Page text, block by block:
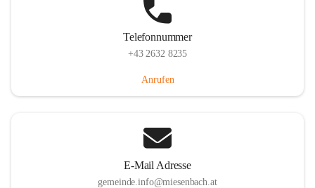
Telefonnummer
+43 2632 8235
Anrufen
E-Mail Adresse
gemeinde.info@miesenbach.at